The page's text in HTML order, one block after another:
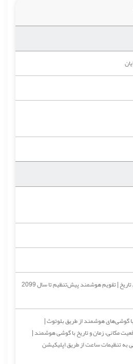
| تقویم هوشمند پیش‌تنظیم تا سال 2099
با گوشی‌های هوشمند از طریق بلوتوث |
مکانی، زمان و تاریخ با گوشی هوشمند |
به تنظیمات ساعت از طریق اپلیکیشن